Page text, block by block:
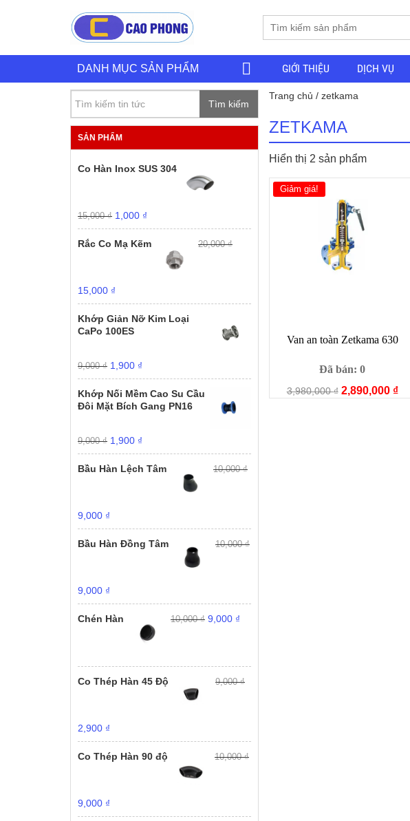
DANH MỤC SẢN PHẨM GIỚI THIỆU DỊCH VỤ
Trang chủ / zetkama
ZETKAMA
Hiển thị 2 sản phẩm
Giảm giá!
Van an toàn Zetkama 630
Đã bán: 0
3,980,000₫ Giá
2,890,000 ₫Giá
Tìm kiếm
SẢN PHẨM
Co Hàn Inox SUS 304
15,000₫ Giá
gốc
là:
15,000 ₫.
1,000 ₫
hiện
1,000 ₫.
Rắc Co Mạ Kẽm 20,000₫
Giá
gốc
là:
20,000 ₫.
15,000 ₫
hiện
tại
là:
Khớp Giản Nỡ Kim Loại
CaPo 100ES
9,000₫ Giá
gốc
là:
9,000 ₫.
1,900 ₫
hiện
tại
là:
1,900 ₫.
Khớp Nối Mềm Cao Su Cầu
Đôi Mặt Bích Gang PN16
9,000₫ Giá
gốc
9,000 ₫.
1,900 ₫
hiện
tại
Bầu Hàn Lệch Tâm 10,000₫
Giá
gốc
là:
9,000 ₫
hiện
Bầu Hàn Đồng Tâm 10,000₫
Giá
gốc
là:
9,000 ₫
hiện
tại
9,000 ₫.
Chén Hàn 10,000₫
gốc
9,000 ₫
Co Thép Hàn 45 Độ
9,000₫
Giá
gốc
là:
2,900 ₫
hiện
tại
là:
Co Thép Hàn 90 độ 10,000₫
Giá
gốc
9,000 ₫
hiện